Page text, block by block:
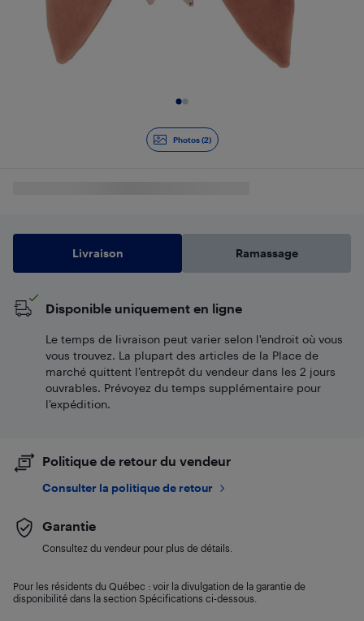
Photos (2)
Livraison Ramassage
Disponible uniquement en ligne
Le temps de livraison peut varier selon l'endroit où vous
vous trouvez. La plupart des articles de la Place de
marché quittent l’entrepôt du vendeur dans les 2 jours
ouvrables. Prévoyez du temps supplémentaire pour
l’expédition.
Politique de retour du vendeur
Consulter la politique de retour
Garantie
Consultez du vendeur pour plus de détails.
Pour les résidents du Québec : voir la divulgation de la garantie de
disponibilité dans la section Spécifications ci-dessous.